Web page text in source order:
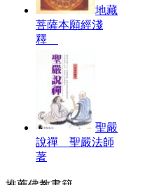
地藏
菩薩本願經淺
釋
聖嚴
說禪 聖嚴法師
著